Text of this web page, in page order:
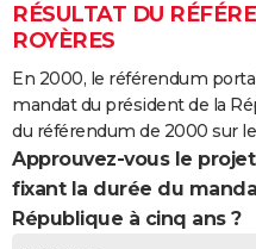
RÉSULTAT DU
ROYÈRES
En 2000, le référendum
mandat du président de la
du référendum de 2000 sur
Approuvez-vous le
fixant la durée du
République à cinq ans ?